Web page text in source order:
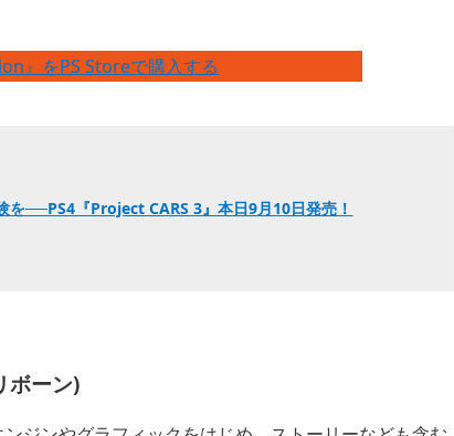
』をPS Storeで購入する
を──PS4『Project CARS 3』本日9月10日発売！
ボーン)